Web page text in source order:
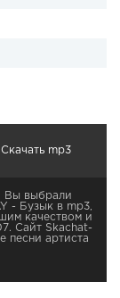
Скачать mp3
Вы выбрали
- Бузык в mp3,
качеством и
Сайт Skachat-
песни артиста